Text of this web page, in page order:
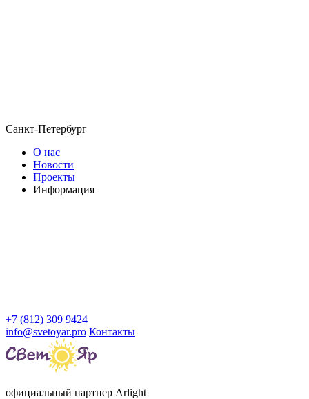
Санкт-Петербург
О нас
Новости
Проекты
Информация
+7 (812) 309 9424
info@svetoyar.pro Контакты
официальный партнер Arlight